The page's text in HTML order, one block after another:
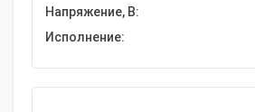
Напряжение, В:
Исполнение: